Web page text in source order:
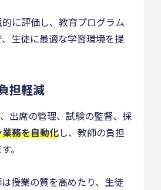
に評価し、教育プログラム
生徒に最適な学習環境を提
担軽減
出席の管理、試験の監督、採
務を自動化し、教師の負担
。
授業の質を高めたり、生徒